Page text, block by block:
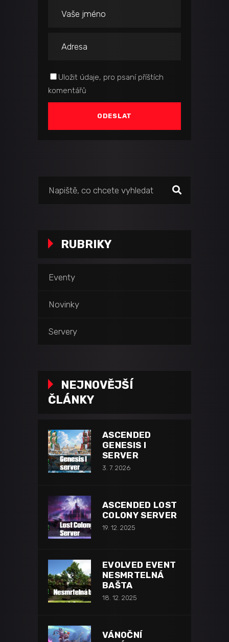
Uložit údaje, pro psaní příštích
komentářů
RUBRIKY
Eventy
Novinky
Servery
NEJNOVĚJŠÍ
ČLÁNKY
ASCENDED
GENESIS I
SERVER
3. 7. 2026
ASCENDED LOST
COLONY SERVER
19. 12. 2025
EVOLVED EVENT
NESMRTELNÁ
BAŠTA
18. 12. 2025
VÁNOČNÍ